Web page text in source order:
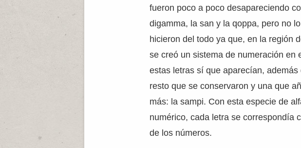
fueron poco a poco desapareciendo
digamma, la san y la qoppa, pero no lo
hicieron del todo ya que, en la región
se creó un sistema de numeración en
estas letras sí que aparecían, además
resto que se conservaron y una que
más: la sampi. Con esta especie de
numérico, cada letra se correspondía
de los números.